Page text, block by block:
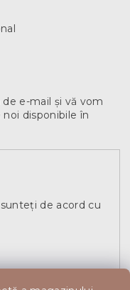
e-mail şi vă vom
disponibile în
de acord cu